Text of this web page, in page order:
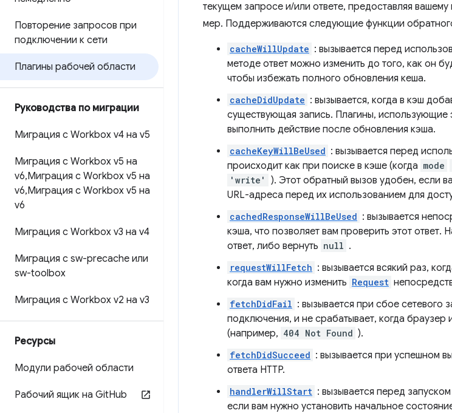
Повторение запросов при
подключении к сети
Плагины рабочей области
Руководства по миграции
Миграция с Workbox v4 на v5
Миграция с Workbox v5 на
v6,Миграция с Workbox v5 на
v6,Миграция с Workbox v5 на
v6
Миграция с Workbox v3 на v4
Миграция с sw-precache или
sw-toolbox
Миграция с Workbox v2 на v3
Ресурсы
Модули рабочей области
Рабочий ящик на GitHub
текущем запросе и/или ответе, предоставляя
мер. Поддерживаются следующие функции
cacheWillUpdate : вызывается перед
методе ответ можно изменить до того, как он
чтобы избежать полного обновления кеша.
cacheDidUpdate : вызывается, когда в кэш
существующая запись. Плагины, использующие
выполнить действие после обновления кэша.
cacheKeyWillBeUsed : вызывается перед
происходит как при поиске в кэше (когда mode
'write'
). Этот обратный вызов удобен, если
URL-адреса перед их использованием для
cachedResponseWillBeUsed : вызывается
кэша, что позволяет вам проверить этот ответ.
ответ, либо вернуть null .
requestWillFetch : вызывается всякий раз,
когда вам нужно изменить Request
fetchDidFail : вызывается при сбое сетевого
подключения, и не срабатывает, когда
(например, 404 Not Found ).
fetchDidSucceed : вызывается при успешном
ответа HTTP.
handlerWillStart : вызывается перед
если вам нужно установить начальное